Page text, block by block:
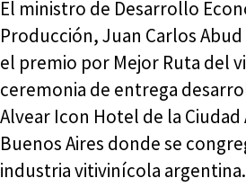
El ministro de Desarrollo
Producción, Juan Carlos
el premio por Mejor Ruta del
ceremonia de entrega
Alvear Icon Hotel de la
Buenos Aires donde se
industria vitivinícola argentina.